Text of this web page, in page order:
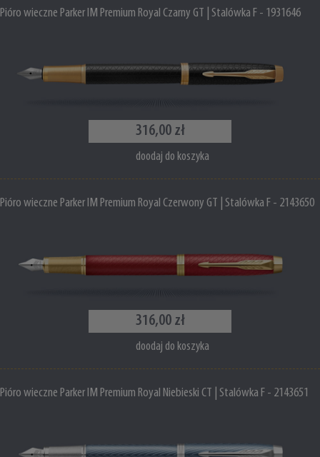
Pióro wieczne Parker IM Premium Royal Czarny GT | Stalówka F - 1931646
316,00 zł
doodaj do koszyka
Pióro wieczne Parker IM Premium Royal Czerwony GT | Stalówka F - 2143650
316,00 zł
doodaj do koszyka
Pióro wieczne Parker IM Premium Royal Niebieski CT | Stalówka F - 2143651